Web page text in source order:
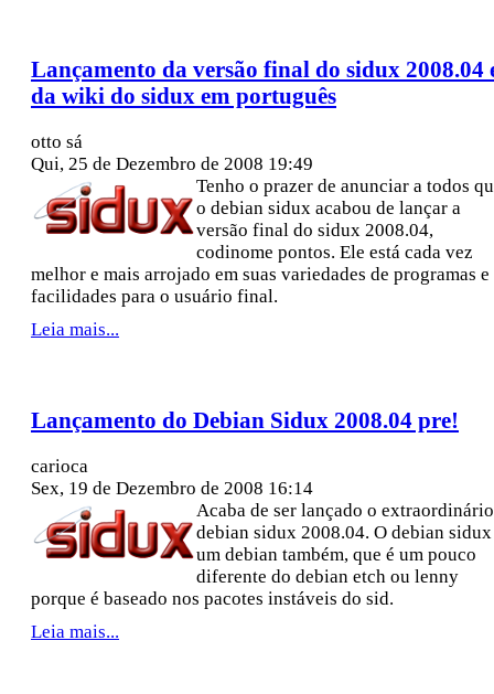
Lançamento da versão final do sidux 2008.04
da wiki do sidux em português
otto sá
Qui, 25 de Dezembro de 2008 19:49
Tenho o prazer de anunciar a todos
o debian sidux acabou de lançar a
versão final do sidux 2008.04,
codinome pontos. Ele está cada vez
melhor e mais arrojado em suas variedades de programas e
facilidades para o usuário final.
Leia mais...
Lançamento do Debian Sidux 2008.04 pre!
carioca
Sex, 19 de Dezembro de 2008 16:14
Acaba de ser lançado o extraordinário
debian sidux 2008.04. O debian sidux
um debian também, que é um pouco
diferente do debian etch ou lenny
porque é baseado nos pacotes instáveis do sid.
Leia mais...